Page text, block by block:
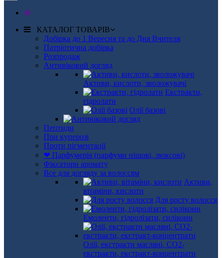
КАТАЛОГ ТОВАРІВ
Добірка до 1 Вересня та до Дня Вчителя
Патріотична добірка
Розпродаж
Антивіковий догляд
Активи, кислоти, зволожувачі
Екстракти,
гідролати
Олії базові
Пептиди
При куперозі
Проти пігментації
❤ Парфумерія (парфуми нішові, люксові)
Фіксатори аромату
Все для догляду за волоссям
Активи,
вітаміни, кислоти
Для росту волосся
Емоленти, гідролізати, силікони
Олії, екстракти масляні, СО2-
екстракти, екстракт-концентрати